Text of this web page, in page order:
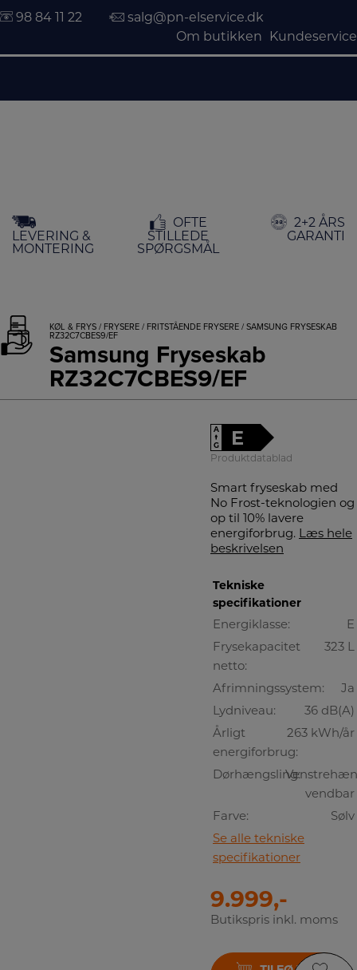
indholdet
98 84 11 22
salg@pn-elservice.dk
Om butikken
Kundeservice
LEVERING &
MONTERING
OFTE
STILLEDE
SPØRGSMÅL
2+2 ÅRS
GARANTI
KØL & FRYS / FRYSERE / FRITSTÅENDE FRYSERE / SAMSUNG FRYSESKAB
RZ32C7CBES9/EF
Samsung Fryseskab
RZ32C7CBES9/EF
A
↑
G
E
Produktdatablad
Smart fryseskab med
No Frost-teknologien og
op til 10% lavere
energiforbrug. Læs hele
beskrivelsen
Tekniske
specifikationer
Energiklasse:
E
Frysekapacitet
netto:
323 L
Afrimningssystem:
Ja
Lydniveau:
36 dB(A)
Årligt
energiforbrug:
263 kWh/år
Dørhængsling:
vendbar
Farve:
Sølv
Se alle tekniske
specifikationer
9.999,-
Butikspris inkl. moms